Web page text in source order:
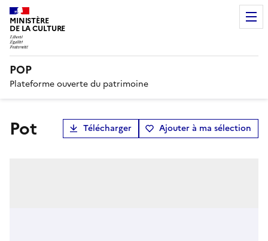
MINISTÈRE
DE LA CULTURE
POP
Plateforme ouverte du patrimoine
pot Télécharger Ajouter à ma sélection